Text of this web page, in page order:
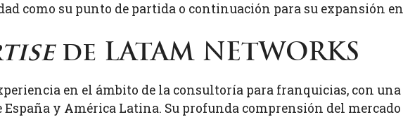
como su punto de partida o continuación para su expansión
de LATAM NETWORKS
en el ámbito de la consultoría para franquicias, con
y América Latina. Su profunda comprensión del